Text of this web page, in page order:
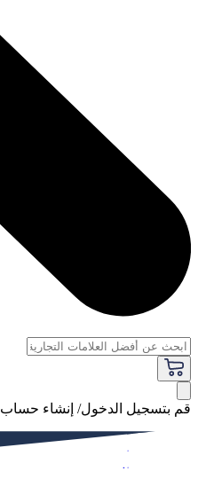
قم بتسجيل الدخول/ إنشاء حساب
فاخر
النساء
الرجال